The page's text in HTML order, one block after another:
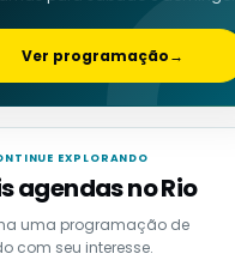
Ver programação→
EXPLORANDO
agendas no Rio
uma programação de
com seu interesse.